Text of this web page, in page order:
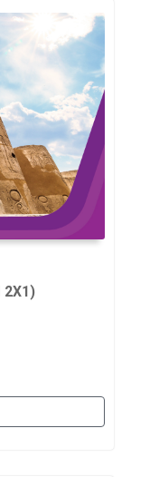
2X1)